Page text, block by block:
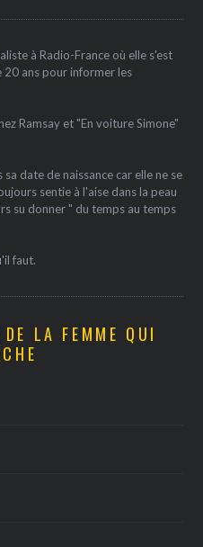
à Radio-France où elle s'est
20 ans pour informer les
Ramsay et "En voiture Simone"
date de naissance car elle ne se
sentie à l'aise dans la peau
su donner " du temps au temps
faut.
LA FEMME QUI